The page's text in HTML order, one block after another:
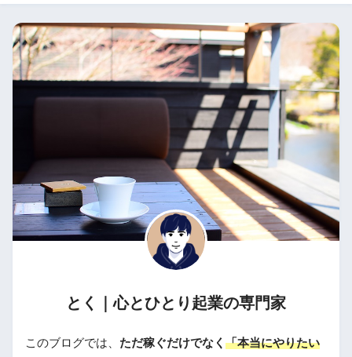
とく｜心とひとり起業の専門家
このブログでは、 ただ稼ぐだけでなく 「本当にやりたい